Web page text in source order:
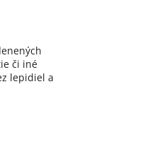
či iné
lepidiel a